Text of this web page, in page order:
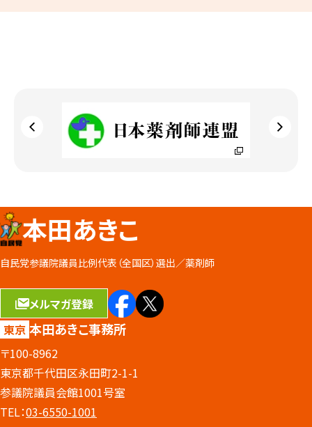
本田あきこ
自民党参議院議員比例代表（全国区）選出／薬剤師
メルマガ登録
東京 本田あきこ事務所
〒100-8962
東京都千代田区永田町2-1-1
参議院議員会館1001号室
TEL：03-6550-1001